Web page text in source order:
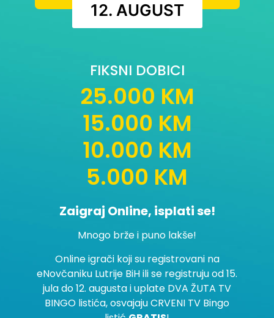
12. AUGUST
FIKSNI DOBICI
25.000 KM
15.000 KM
10.000 KM
5.000 KM
Zaigraj Online, isplati se!
Mnogo brže i puno lakše!
Online igrači koji su registrovani na
eNovčaniku Lutrije BiH ili se registruju od 15.
jula do 12. augusta i uplate DVA ŽUTA TV
BINGO listića, osvajaju CRVENI TV Bingo